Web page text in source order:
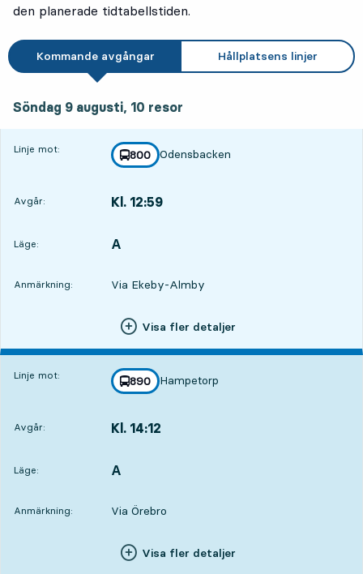
den planerade tidtabellstiden.
Kommande avgångar Hållplatsens linjer
Söndag 9 augusti, 10 resor
Linje mot: linje
800
mot
Odensbacken
,
Avgår: Kl. 12:59
Läge:
LÄGE, A
,
Anmärkning: Via Ekeby-Almby
Visa fler detaljer
Linje mot: linje
890
mot
Hampetorp
,
Avgår: Kl. 14:12
Läge:
LÄGE, A
,
Anmärkning: Via Örebro
Visa fler detaljer